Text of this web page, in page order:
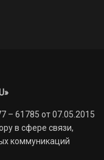
61785 от 07.05.2015
в сфере связи,
коммуникаций